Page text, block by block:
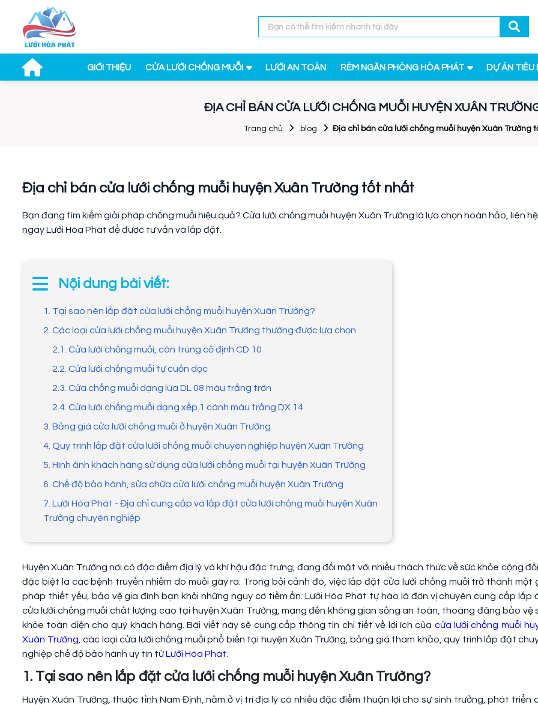
GIỚI THIỆU CỬA LƯỚI CHỐNG MUỖI LƯỚI AN TOÀN RÈM NGĂN PHÒNG HÒA PHÁT DỰ ÁN TIÊU
ĐỊA CHỈ BÁN CỬA LƯỚI CHỐNG MUỖI HUYỆN XUÂN
Trang chủ blog Địa chỉ bán cửa lưới chống muỗi huyện Xuân Trường
Địa chỉ bán cửa lưới chống muỗi huyện Xuân Trường tốt nhất
Bạn đang tìm kiếm giải pháp chống muỗi hiệu quả? Cửa lưới chống muỗi huyện Xuân Trường là lựa chọn hoàn hảo, liên hệ
ngay Lưới Hòa Phát để được tư vấn và lắp đặt.
Nội dung bài viết:
1. Tại sao nên lắp đặt cửa lưới chống muỗi huyện Xuân Trường?
2. Các loại cửa lưới chống muỗi huyện Xuân Trường thường được lựa chọn
2.1. Cửa lưới chống muỗi, côn trùng cố định CD 10
2.2. Cửa lưới chống muỗi tự cuốn dọc
2.3. Cửa chống muỗi dạng lùa DL 08 màu trắng trơn
2.4. Cửa lưới chống muỗi dạng xếp 1 cánh màu trắng DX 14
3. Bảng giá cửa lưới chống muỗi ở huyện Xuân Trường
4. Quy trình lắp đặt cửa lưới chống muỗi chuyên nghiệp huyện Xuân Trường
5. Hình ảnh khách hàng sử dụng cửa lưới chống muỗi tại huyện Xuân Trường
6. Chế độ bảo hành, sửa chữa cửa lưới chống muỗi huyện Xuân Trường
7. Lưới Hòa Phát - Địa chỉ cung cấp và lắp đặt cửa lưới chống muỗi huyện Xuân
Trường chuyên nghiệp
Huyện Xuân Trường nơi có đặc điểm địa lý và khí hậu đặc trưng, đang đối mặt với nhiều thách thức về sức khỏe cộng
đặc biệt là các bệnh truyền nhiễm do muỗi gây ra. Trong bối cảnh đó, việc lắp đặt cửa lưới chống muỗi trở thành một
pháp thiết yếu, bảo vệ gia đình bạn khỏi những nguy cơ tiềm ẩn. Lưới Hòa Phát tự hào là đơn vị chuyên cung cấp lắp
cửa lưới chống muỗi chất lượng cao tại huyện Xuân Trường, mang đến không gian sống an toàn, thoáng đãng bảo vệ
khỏe toàn diện cho quý khách hàng. Bài viết này sẽ cung cấp thông tin chi tiết về lợi ích của cửa lưới chống muỗi
Xuân Trường , các loại cửa lưới chống muỗi phổ biến tại huyện Xuân Trường, bảng giá tham khảo, quy trình lắp đặt
nghiệp chế độ bảo hành uy tín từLưới Hòa Phát
1. Tại sao nên lắp đặt cửa lưới chống muỗi huyện Xuân Trường?
Huyện Xuân Trường, thuộc tỉnh Nam Định, nằm ở vị trí địa lý có nhiều đặc điểm thuận lợi cho sự sinh trưởng, phát triển